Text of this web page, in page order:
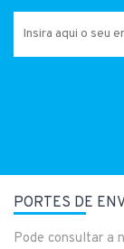
PORTES DE
Pode consultar a